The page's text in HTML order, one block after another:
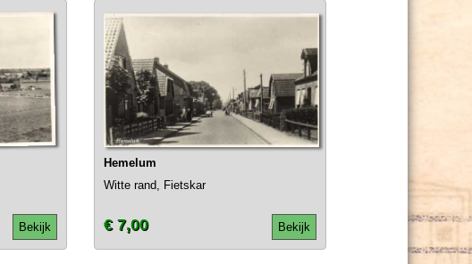
Bekijk
Hemelum
Witte rand, Fietskar
Bekijk
€ 7,00